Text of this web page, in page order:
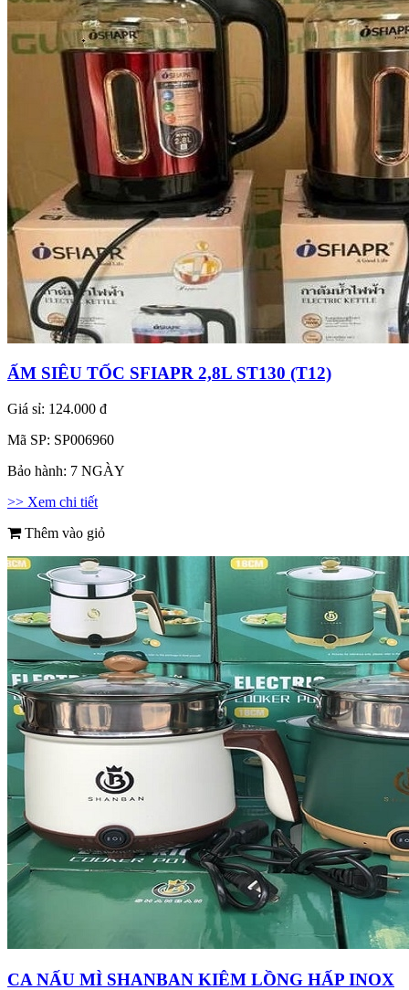
ẤM SIÊU TỐC SFIAPR 2,8L ST130 (T12)
Giá sỉ: 124.000 đ
Mã SP: SP006960
Bảo hành: 7 NGÀY
>> Xem chi tiết
Thêm vào giỏ
CA NẤU MÌ SHANBAN KIÊM LỒNG HẤP INOX